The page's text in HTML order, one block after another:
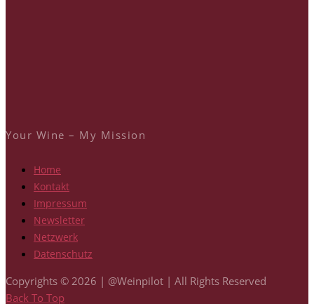
Your Wine – My Mission
Home
Kontakt
Impressum
Newsletter
Netzwerk
Datenschutz
Copyrights © 2026 | @Weinpilot | All Rights Reserved
Back To Top